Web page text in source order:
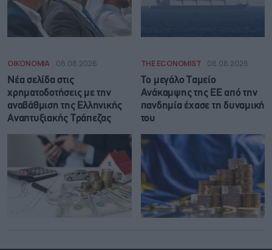
ΟΙΚΟΝΟΜΙΑ 08.08.2026
Νέα σελίδα στις
χρηματοδοτήσεις με την
αναβάθμιση της Ελληνικής
Αναπτυξιακής Τράπεζας
THE ECONOMIST 08.08.2026
Το μεγάλο Ταμείο
Ανάκαμψης της ΕΕ από την
πανδημία έχασε τη δυναμική
του